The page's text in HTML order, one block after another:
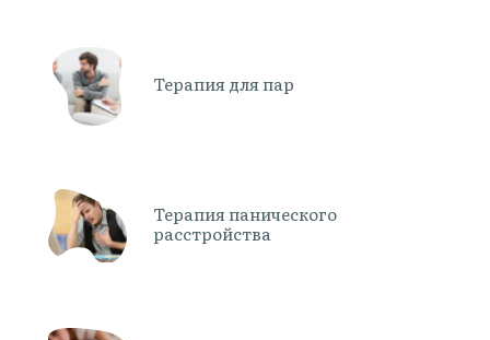
Терапия для пар
Терапия панического
расстройства